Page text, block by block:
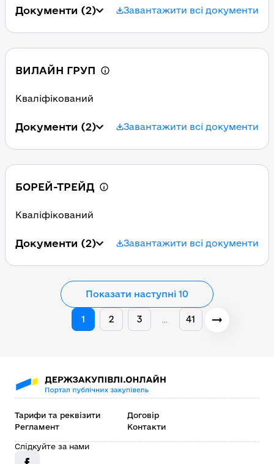
Документи (2) Завантажити всі документи
ВИЛАЙН ГРУП
Кваліфікований
Документи (2) Завантажити всі документи
БОРЕЙ-ТРЕЙД
Кваліфікований
Документи (2) Завантажити всі документи
Показати наступні 10
1 2 3 41
Тарифи та реквізити
Договір
Регламент
Контакти
Слідкуйте за нами